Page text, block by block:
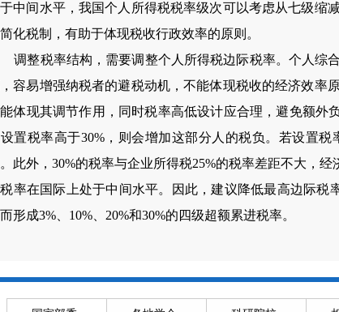
中间水平，我国个人所得税税率级次可以考虑从七级缩
化税制，有助于体现税收行政效率的原则。
调整税率结构，需要调整个人所得税边际税率。个人综
容易增强纳税者的避税动机，不能体现税收的经济效率
体现其调节作用，同时税率高低设计应合理，避免额外
置税率高于30%，则会增加这部分人的税负。若设置税
此外，30%的税率与企业所得税25%的税率差距不大，经
率在国际上处于中间水平。因此，建议降低最高边际税
形成3% 10% 20%和30%的四级超额累进税率。